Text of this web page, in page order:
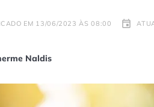
EM 13/06/2023 ÀS 08:00
Naldis